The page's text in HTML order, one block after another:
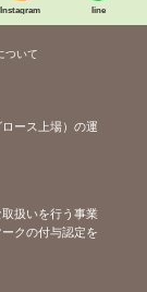
Instagram line
ついて
ース上場）の運
扱いを行う事業
クの付与認定を